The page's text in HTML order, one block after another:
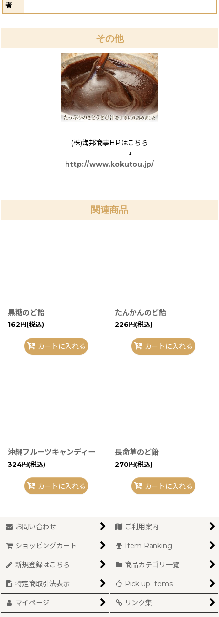
者
その他
(株)海邦商事HPはこちら
↓
http://www.kokutou.jp/
関連商品
黒糖のど飴
162円(税込)
カートに入れる
たんかんのど飴
226円(税込)
カートに入れる
沖縄フルーツキャンディー
324円(税込)
カートに入れる
長命草のど飴
270円(税込)
カートに入れる
お問い合わせ ご利用案内
ショッピングカート Item Ranking
新規登録はこちら 商品カテゴリ一覧
特定商取引法表示 Pick up Items
マイページ リンク集